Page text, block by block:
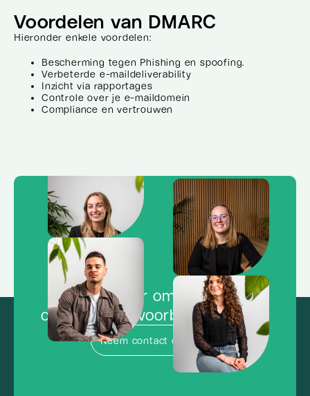
Voordelen van DMARC
Hieronder enkele voordelen:
Bescherming tegen Phishing en spoofing.
Verbeterde e-maildeliverability
Inzicht via rapportages
Controle over je e-maildomein
Compliance en vertrouwen
Klaar om de
concurrentie voorbij te vliegen?
Neem contact op